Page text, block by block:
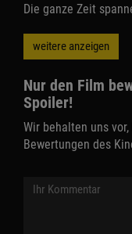
Die ganze Zeit
weitere anzeigen
Nur den Film
Spoiler!
Wir behalten uns
Bewertungen des